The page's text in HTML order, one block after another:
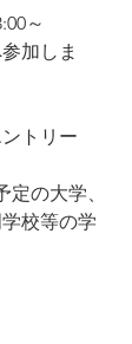
～
しま
トリー
定の大学、
校等の学